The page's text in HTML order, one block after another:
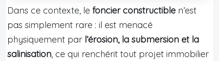
Dans ce contexte, le foncier constructible n’est
pas simplement rare : il est menacé
physiquement par l’érosion, la submersion et la
salinisation, ce qui renchérit tout projet immobilier